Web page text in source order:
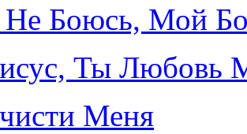
Боюсь, Мой
Ты Любовь
Меня